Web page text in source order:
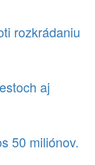
rozkrádaniu
aj
50 miliónov.